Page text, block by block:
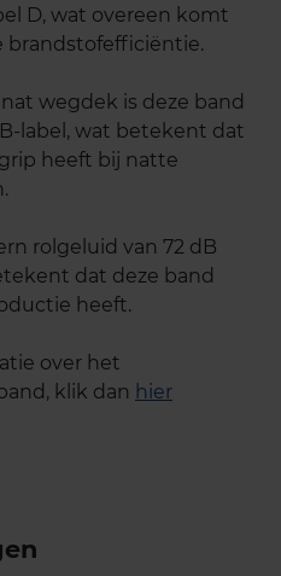
D, wat overeen komt
brandstofefficiëntie.
wegdek is deze band
label, wat betekent dat
heeft bij natte
rolgeluid van 72 dB
dat deze band
heeft.
over het
klik dan hier